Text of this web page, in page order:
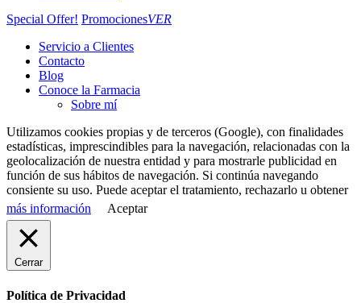
Special Offer! PromocionesVER
Servicio a Clientes
Contacto
Blog
Conoce la Farmacia
Sobre mí
Utilizamos cookies propias y de terceros (Google), con finalidades
estadísticas, imprescindibles para la navegación, relacionadas con la
geolocalización de nuestra entidad y para mostrarle publicidad en
función de sus hábitos de navegación. Si continúa navegando
consiente su uso. Puede aceptar el tratamiento, rechazarlo u obtener
más información
Aceptar
Cerrar
Política de Privacidad